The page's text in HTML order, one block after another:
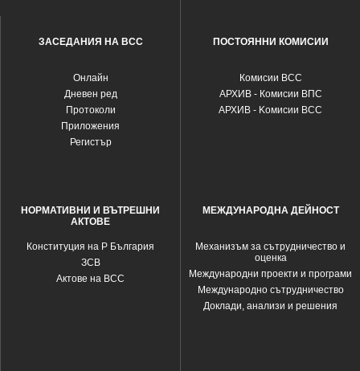
ЗАСЕДАНИЯ НА ВСС
Oнлайн
Дневен ред
Протоколи
Приложения
Регистър
ПОСТОЯННИ КОМИСИИ
Комисии ВСС
АРХИВ - Комисии ВПС
АРХИВ - Kомисии ВСС
НОРМАТИВНИ И ВЪТРЕШНИ
АКТОВЕ
Конституция на Р България
ЗСВ
Актове на ВСС
МЕЖДУНАРОДНА ДЕЙНОСТ
Механизъм за сътрудничество и
оценка
Международни проекти и програми
Международно сътрудничество
Доклади, анализи и решения